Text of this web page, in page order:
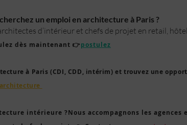
un emploi en architecture à Paris ?
d’intérieur et chefs de projet en retail,
dès maintenant 👉postulez
à Paris (CDI, CDD, intérim) et trouvez une
intérieure ?Nous accompagnons les